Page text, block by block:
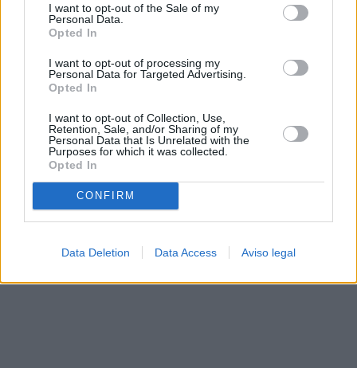
cualquier momento entrando de nuevo en este sitio web o
visitando nuestra política de privacidad.
I want to opt-out of the Sale of my
Personal Data.
Opted In
I want to opt-out of processing my
Personal Data for Targeted Advertising.
Opted In
I want to opt-out of Collection, Use,
Retention, Sale, and/or Sharing of my
Personal Data that Is Unrelated with the
Purposes for which it was collected.
Opted In
CONFIRM
Data Deletion Data Access Aviso legal